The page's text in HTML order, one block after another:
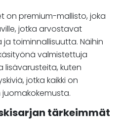
on premium-mallisto, joka
jotka arvostavat
toiminnallisuutta. Näihin
valmistettuja
lisävarusteita, kuten
jotka kaikki on
tärkeimmät